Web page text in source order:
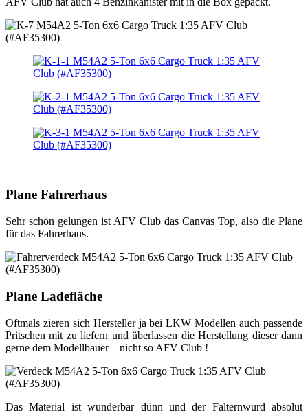
Plane Fahrerhaus
Sehr schön gelungen ist AFV Club das Canvas Top, also die Plane
für das Fahrerhaus.
Plane Ladefläche
Oftmals zieren sich Hersteller ja bei LKW Modellen auch passende
Pritschen mit zu liefern und überlassen die Herstellung dieser dann
gerne dem Modellbauer – nicht so AFV Club !
Das Material ist wunderbar dünn und der Falternwurd absolut